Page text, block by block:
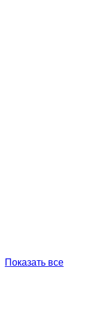
Показать все